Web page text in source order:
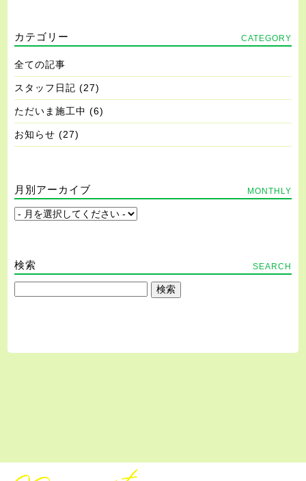
カテゴリー CATEGORY
全ての記事
スタッフ日記 (27)
ただいま施工中 (6)
お知らせ (27)
月別アーカイブ MONTHLY
検索 SEARCH